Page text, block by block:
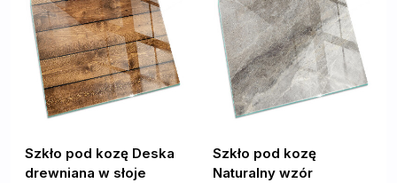
Szkło pod kozę Deska
drewniana w słoje
Szkło pod kozę
Naturalny wzór